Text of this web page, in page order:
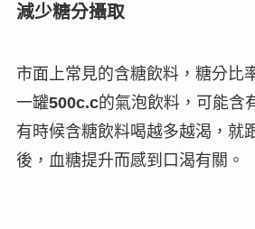
減少糖分攝取
市面上常見的含糖飲料，糖分比
一罐500c.c的氣泡飲料，可能含
有時候含糖飲料喝越多越渴 ，就
後，血糖提升而感到口渴有關。